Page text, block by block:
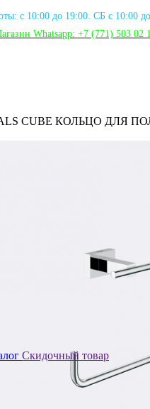
с 10:00 до 19:00. СБ с 10:00
Whatsapp: +7 (771) 503 02
Скидочный товар
CUBE КОЛЬЦО ДЛЯ